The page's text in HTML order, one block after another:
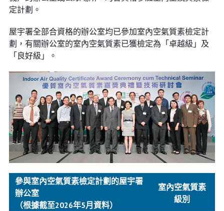
定計劃。
屋宇署全部合資格的辦公室均已參加室內空氣質素檢定計
劃，有關辦公室的室內空氣質素已獲檢定為「卓越級」及
「良好級」。
參與室內空氣質素檢定計劃的屋宇署
辦公室
（根據截至2026年5月資料）
室內空氣質素
級別